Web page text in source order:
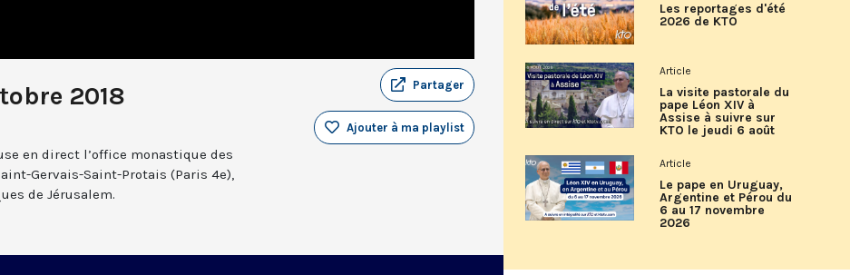
2018 Partager
Ajouter à ma playlist
en direct l’office monastique des
Gervais-Saint-Protais (Paris 4e),
de Jérusalem.
Les reportages d'été
2026 de KTO
Article
La visite pastorale du
pape Léon XIV à
Assise à suivre sur
KTO le jeudi 6 août
Article
Le pape en Uruguay,
Argentine et Pérou du
6 au 17 novembre
2026